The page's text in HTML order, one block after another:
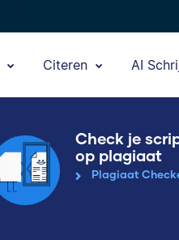
Citeren AI
Check je
op plagiaat
Plagiaat